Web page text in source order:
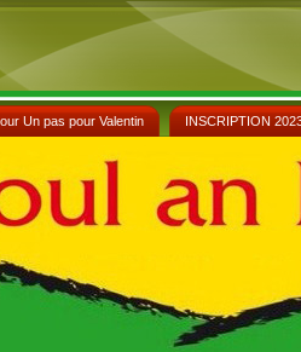
Un pas pour Valentin INSCRIPTION